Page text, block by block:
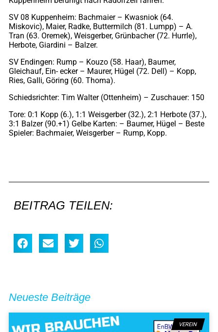
SV 08 Kuppenheim: Bachmaier – Kwasniok (64.
Miskovic), Maier, Radke, Buttermilch (81. Lumpp) – A.
Tran (63. Oremek), Weisgerber, Grünbacher (72. Hurrle),
Herbote, Giardini – Balzer.
SV Endingen: Rump – Kouzo (58. Haar), Baumer,
Gleichauf, Ein- ecker – Maurer, Hügel (72. Dell) – Kopp,
Ries, Galli, Göring (60. Thoma).
Schiedsrichter: Tim Walter (Ottenheim) – Zuschauer: 150
Tore: 0:1 Kopp (6.), 1:1 Weisgerber (32.), 2:1 Herbote (37.),
3:1 Balzer (90.+1) Gelbe Karten: – Baumer, Hügel – Beste
Spieler: Bachmaier, Weisgerber – Rump, Kopp.
BEITRAG TEILEN:
Neueste Beiträge
VEREIN